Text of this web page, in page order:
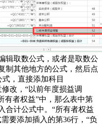
辑取数公式，或者是取数公
制其他地方的公式，然后点
，直接添加科目
改，“以前年度损益调
有者权益”中，那么表中第
合计公式中。“所有者权益
要添加插入的第36行，“负